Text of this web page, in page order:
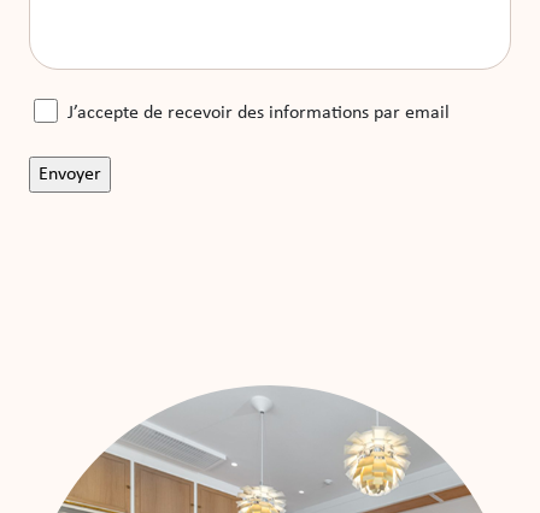
J’accepte de recevoir des informations par email